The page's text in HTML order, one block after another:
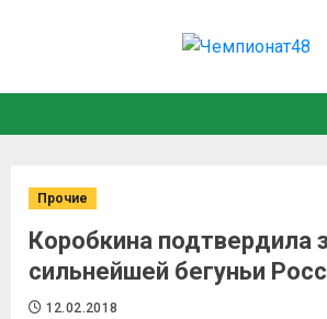
Прочие
Коробкина подтвердила
сильнейшей бегуньи
12.02.2018